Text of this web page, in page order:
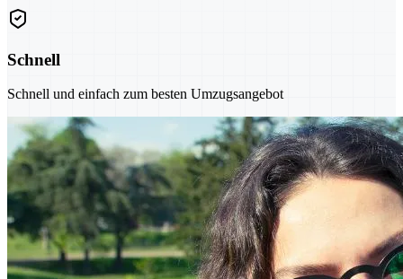
Schnell
Schnell und einfach zum besten Umzugsangebot